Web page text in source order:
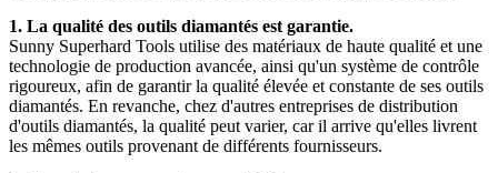
1. La qualité des outils diamantés est garantie.
Sunny Superhard Tools utilise des matériaux de haute qualité et une
technologie de production avancée, ainsi qu'un système de contrôle
rigoureux, afin de garantir la qualité élevée et constante de ses outils
diamantés. En revanche, chez d'autres entreprises de distribution
d'outils diamantés, la qualité peut varier, car il arrive qu'elles livrent
les mêmes outils provenant de différents fournisseurs.